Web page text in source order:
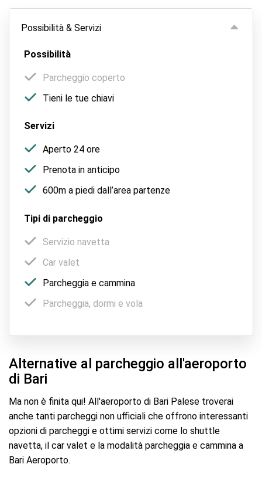
Possibilità & Servizi
Possibilità
Parcheggio coperto
Tieni le tue chiavi
Servizi
Aperto 24 ore
Prenota in anticipo
600m a piedi dall’area partenze
Tipi di parcheggio
Servizio navetta
Car valet
Parcheggia e cammina
Parcheggia, dormi e vola
Alternative al parcheggio all'aeroporto
di Bari
Ma non è finita qui! All'aeroporto di Bari Palese troverai
anche tanti parcheggi non ufficiali che offrono interessanti
opzioni di parcheggi e ottimi servizi come lo shuttle
navetta, il car valet e la modalità parcheggia e cammina a
Bari Aeroporto.